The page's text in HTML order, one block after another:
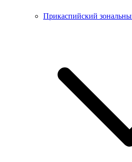
Прикаспийский